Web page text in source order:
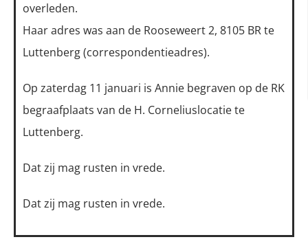
overleden.
Haar adres was aan de Rooseweert 2, 8105 BR te
Luttenberg (correspondentieadres).
Op zaterdag 11 januari is Annie begraven op de RK
begraafplaats van de H. Corneliuslocatie te
Luttenberg.
Dat zij mag rusten in vrede.
Dat zij mag rusten in vrede.